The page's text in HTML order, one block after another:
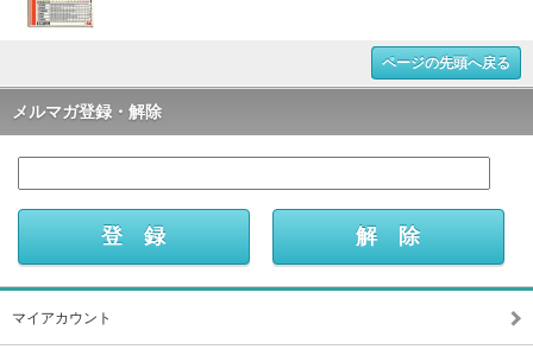
ページの先頭へ戻る
メルマガ登録・解除
マイアカウント